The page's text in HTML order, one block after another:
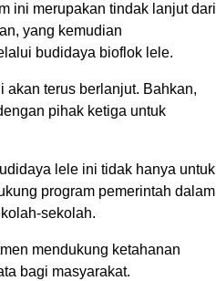
ini merupakan tindak lanjut dari
yang kemudian
budidaya bioflok lele.
akan terus berlanjut. Bahkan,
pihak ketiga untuk
lele ini tidak hanya untuk
program pemerintah dalam
sekolah.
mendukung ketahanan
bagi masyarakat.